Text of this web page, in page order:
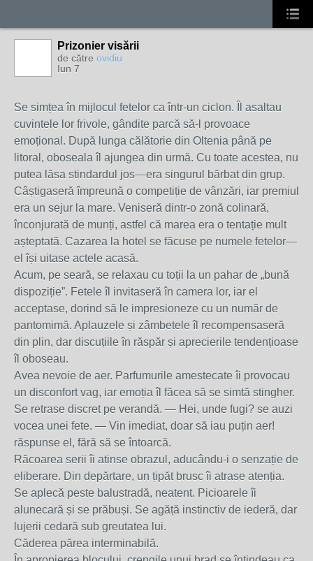
Prizonier visării
de către ovidiu
Iun 7
Se simțea în mijlocul fetelor ca într-un ciclon. Îl asaltau
cuvintele lor frivole, gândite parcă să-l provoace
emoțional. După lunga călătorie din Oltenia până pe
litoral, oboseala îl ajungea din urmă. Cu toate acestea, nu
putea lăsa stindardul jos—era singurul bărbat din grup.
Câștigaseră împreună o competiție de vânzări, iar premiul
era un sejur la mare. Veniseră dintr-o zonă colinară,
înconjurată de munți, astfel că marea era o tentație mult
așteptată. Cazarea la hotel se făcuse pe numele fetelor—
el își uitase actele acasă.
Acum, pe seară, se relaxau cu toții la un pahar de „bună
dispoziție”. Fetele îl invitaseră în camera lor, iar el
acceptase, dorind să le impresioneze cu un număr de
pantomimă. Aplauzele și zâmbetele îl recompensaseră
din plin, dar discuțiile în răspăr și aprecierile tendențioase
îl oboseau.
Avea nevoie de aer. Parfumurile amestecate îi provocau
un disconfort vag, iar emoția îl făcea să se simtă stingher.
Se retrase discret pe verandă. — Hei, unde fugi? se auzi
vocea unei fete. — Vin imediat, doar să iau puțin aer!
răspunse el, fără să se întoarcă.
Răcoarea serii îi atinse obrazul, aducându-i o senzație de
eliberare. Din depărtare, un țipăt brusc îi atrase atenția.
Se aplecă peste balustradă, neatent. Picioarele îi
alunecară și se prăbuși. Se agăță instinctiv de iederă, dar
lujerii cedară sub greutatea lui.
Căderea părea interminabilă.